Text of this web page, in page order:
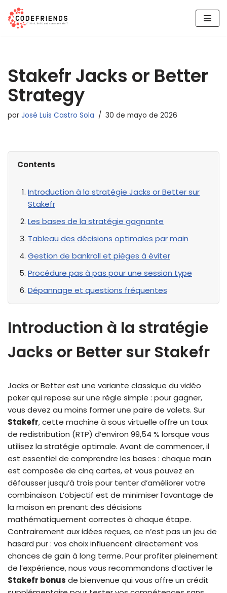
Saltar
Stakefr Jacks or Better
Strategy
por José Luis Castro Sola 30 de mayo de 2026
Contents
Introduction à la stratégie Jacks or Better sur
Stakefr
Les bases de la stratégie gagnante
Tableau des décisions optimales par main
Gestion de bankroll et pièges à éviter
Procédure pas à pas pour une session type
Dépannage et questions fréquentes
Introduction à la stratégie
Jacks or Better sur Stakefr
Jacks or Better est une variante classique du vidéo
poker qui repose sur une règle simple : pour gagner,
vous devez au moins former une paire de valets. Sur
Stakefr, cette machine à sous virtuelle offre un taux
de redistribution (RTP) d’environ 99,54 % lorsque vous
utilisez la stratégie optimale. Avant de commencer, il
est essentiel de comprendre les bases : chaque main
est composée de cinq cartes, et vous pouvez en
défausser jusqu’à trois pour tenter d’améliorer votre
combinaison. L’objectif est de minimiser l’avantage de
la maison en prenant des décisions
mathématiquement correctes à chaque étape.
Contrairement aux idées reçues, ce n’est pas un jeu de
hasard pur : vos choix influencent directement vos
chances de gain à long terme. Pour profiter pleinement
de l’expérience, nous vous recommandons d’activer le
Stakefr bonus de bienvenue qui vous offre un crédit